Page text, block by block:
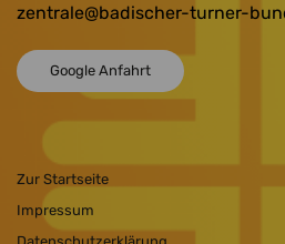
zentrale@badischer-turner-
Google Anfahrt
Zur Startseite
Impressum